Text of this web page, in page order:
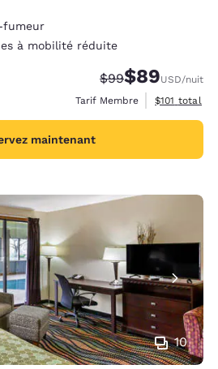
fumeur
à mobilité réduite
Tarif barré :
$99Tarif réduit :
$89USD/nuit
Tarif Membre
Afficher les
$101 total
maintenant
10